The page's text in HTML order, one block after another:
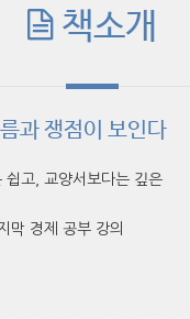
책소개
과 쟁점이 보인다
쉽고, 교양서보다는 깊은
막 경제 공부 강의